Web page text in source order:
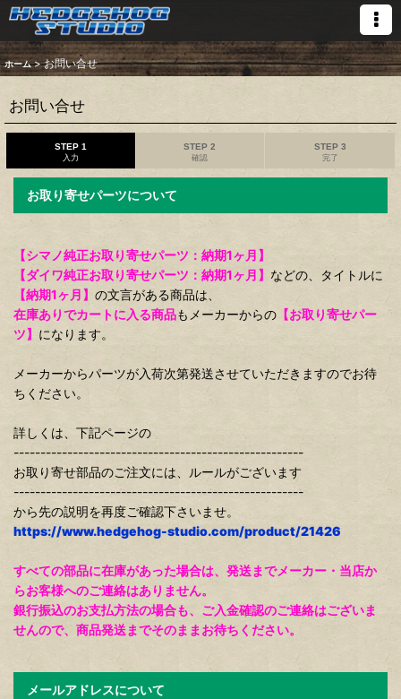
ホーム > お問い合せ
お問い合せ
STEP 1
入力
STEP 2
確認
STEP 3
完了
お取り寄せパーツについて
【シマノ純正お取り寄せパーツ：納期1ヶ月】
【ダイワ純正お取り寄せパーツ：納期1ヶ月】 などの、タイトルに
【納期1ヶ月】 の文言がある商品は、
在庫ありでカートに入る商品もメーカーからの 【お取り寄せパー
ツ】 になります。
メーカーからパーツが入荷次第発送させていただきますのでお待
ちください。
詳しくは、下記ページの
------------------------------------------------------
お取り寄せ部品のご注文には、ルールがございます
------------------------------------------------------
から先の説明を再度ご確認下さいませ。
https://www.hedgehog-studio.com/product/21426
すべての部品に在庫があった場合は、発送までメーカー・当店か
らお客様へのご連絡はありません。
銀行振込のお支払方法の場合も、ご入金確認のご連絡はございま
せんので、商品発送までそのままお待ちください。
メールアドレスについて